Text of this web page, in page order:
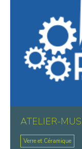
ATELIER-
Verre et Céramique